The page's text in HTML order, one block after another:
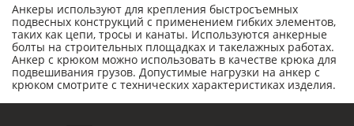
Анкеры используют для крепления быстросъемных
подвесных конструкций с применением гибких элементов,
таких как цепи, тросы и канаты. Используются анкерные
болты на строительных площадках и такелажных работах.
Анкер с крюком можно использовать в качестве крюка для
подвешивания грузов. Допустимые нагрузки на анкер с
крюком смотрите с технических характеристиках изделия.